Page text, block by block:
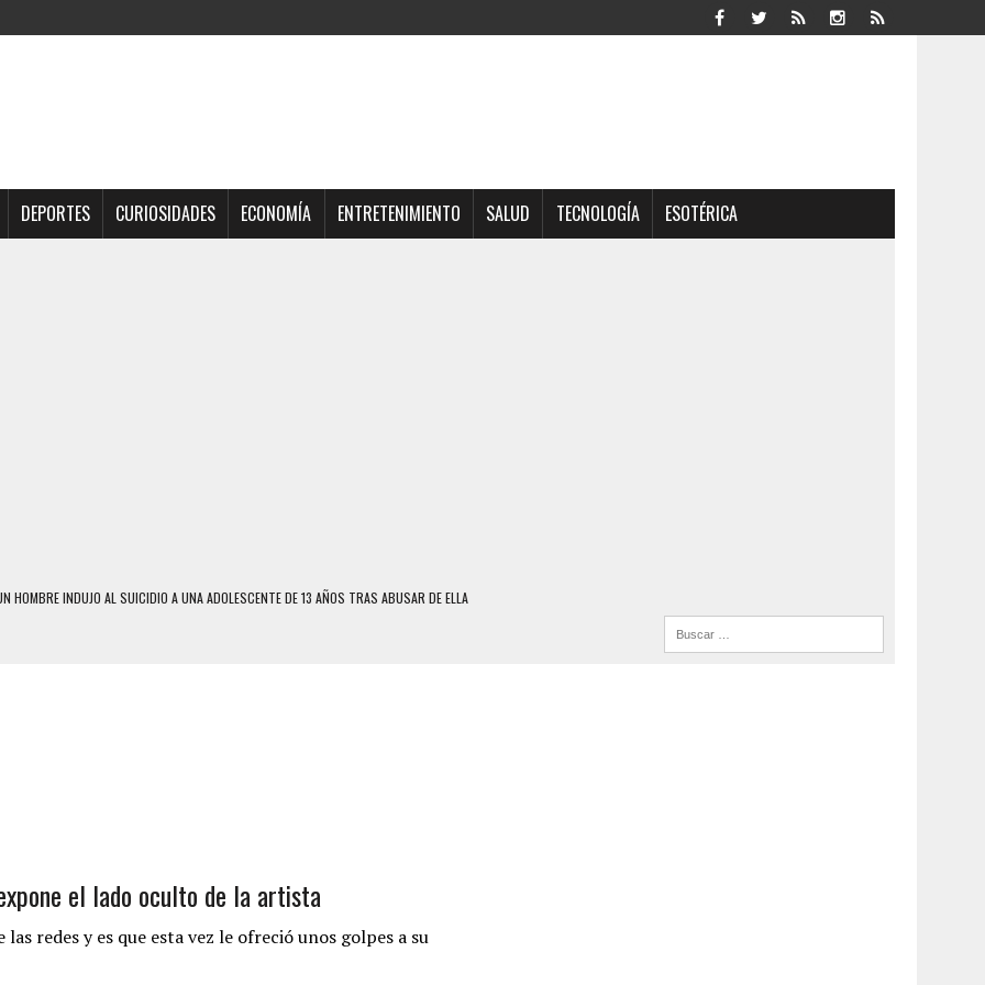
DEPORTES CURIOSIDADES ECONOMÍA ENTRETENIMIENTO SALUD TECNOLOGÍA ESOTÉRICA
HOMBRE INDUJO AL SUICIDIO A UNA ADOLESCENTE DE 13 AÑOS TRAS ABUSAR DE ELLA
MURIÓ A MANOS DE VARIOS DE ELLOS EN MATURÍN
DE CARACAS CON MÁS DE 20 PERSONAS ADENTRO
HIJOS, UNO PERDIÓ LA VIDA
EN LA AUTOPISTA VALLE-COCHE
DESENCADENÓ TRAGEDIA FAMILIAR
el lado oculto de la artista
redes y es que esta vez le ofreció unos golpes a su